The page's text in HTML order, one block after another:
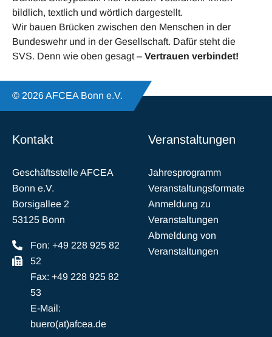
bildlich, textlich und wörtlich dargestellt.
Wir bauen Brücken zwischen den Menschen in der
Bundeswehr und in der Gesellschaft. Dafür steht die
SVS. Denn wie oben gesagt – Vertrauen verbindet!
© 2026 AFCEA Bonn e.V.
Kontakt
Geschäftsstelle AFCEA
Bonn e.V.
Borsigallee 2
53125 Bonn
Fon: +49 228 925 82
52
Fax: +49 228 925 82
53
E-Mail:
buero(at)afcea.de
Veranstaltungen
Jahresprogramm
Veranstaltungsformate
Anmeldung zu
Veranstaltungen
Abmeldung von
Veranstaltungen